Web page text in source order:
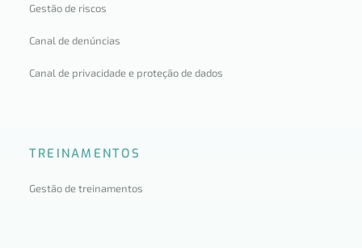
Gestão de riscos
Canal de denúncias
Canal de privacidade e proteção de dados
TREINAMENTOS
Gestão de treinamentos